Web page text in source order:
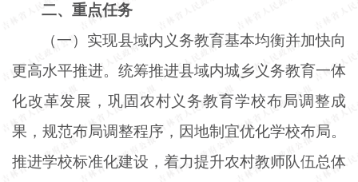
二、重点任务
（一）实现县域内义务教育基本均衡并加快向
更高水平推进。统筹推进县域内城乡义务教育一体
化改革发展，巩固农村义务教育学校布局调整成
果，规范布局调整程序，因地制宜优化学校布局。
推进学校标准化建设，着力提升农村教师队伍总体